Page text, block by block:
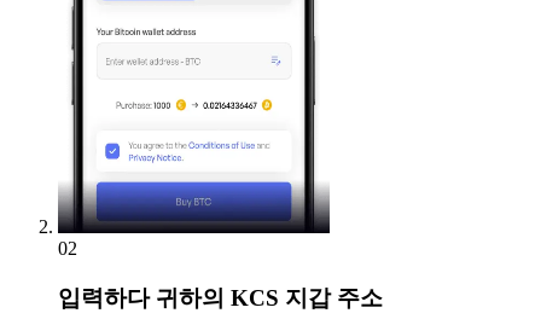
02
입력하다귀하의 KCS 지갑 주소